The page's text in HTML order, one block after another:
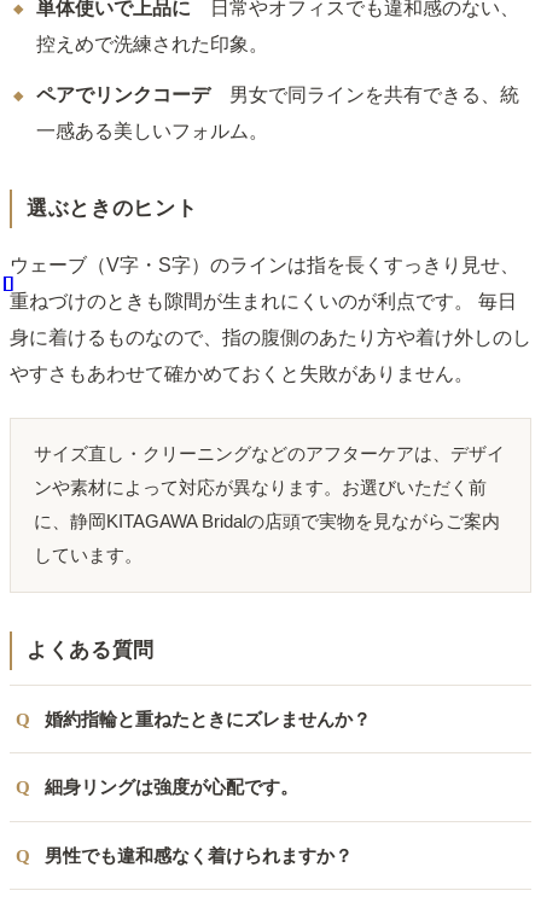
単体使いで上品に 日常やオフィスでも違和感のない、
控えめで洗練された印象。
ペアでリンクコーデ男女で同ラインを共有できる、統
一感ある美しいフォルム。
選ぶときのヒント
ウェーブ（V字・S字）のラインは指を長くすっきり見せ、
重ねづけのときも隙間が生まれにくいのが利点です。 毎日
身に着けるものなので、指の腹側のあたり方や着け外しのし
やすさもあわせて確かめておくと失敗がありません。
サイズ直し・クリーニングなどのアフターケアは、デザイ
ンや素材によって対応が異なります。お選びいただく前
に、静岡KITAGAWA Bridalの店頭で実物を見ながらご案内
しています。
よくある質問
婚約指輪と重ねたときにズレませんか？
細身リングは強度が心配です。
男性でも違和感なく着けられますか？